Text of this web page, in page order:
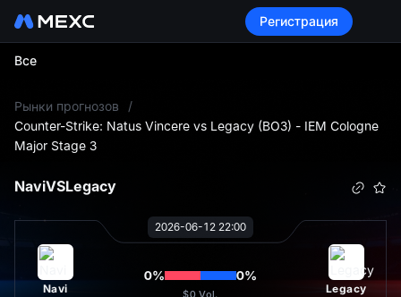
Регистрация
Все
Рынки прогнозов
/
Counter-Strike: Natus Vincere vs Legacy (BO3) - IEM Cologne
Major Stage 3
NaviVSLegacy
2026-06-12 22:00
Navi
0% 0%
$0 Vol. Legacy